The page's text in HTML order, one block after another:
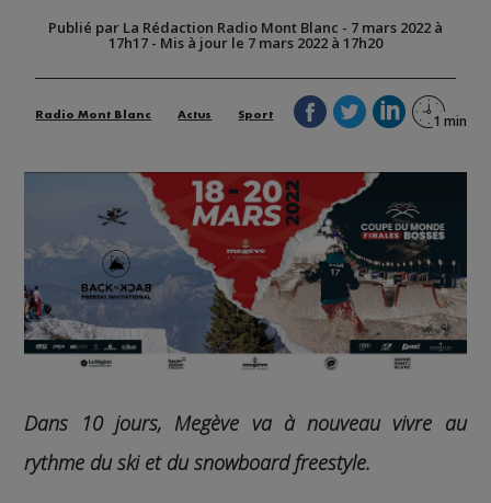
Publié par La Rédaction Radio Mont Blanc - 7 mars 2022 à
17h17 - Mis à jour le 7 mars 2022 à 17h20
Radio Mont Blanc Actus Sport
Dans 10 jours, Megève va à nouveau vivre au
rythme du ski et du snowboard freestyle.